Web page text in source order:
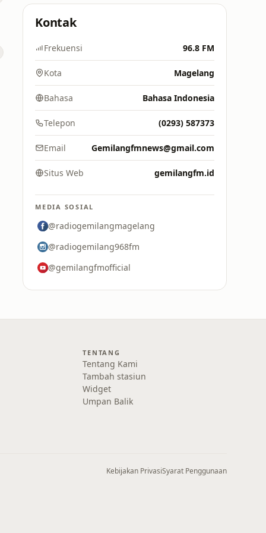
Kontak
Frekuensi 96.8 FM
Kota Magelang
Bahasa Bahasa Indonesia
Telepon (0293) 587373
Email Gemilangfmnews@gmail.com
Situs Web gemilangfm.id
MEDIA SOSIAL
@radiogemilangmagelang
@radiogemilang968fm
@gemilangfmofficial
TENTANG
Tentang Kami
Tambah stasiun
Widget
Umpan Balik
Kebijakan PrivasiSyarat Penggunaan